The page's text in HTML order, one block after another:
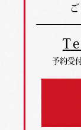
予約受